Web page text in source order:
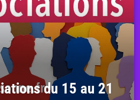
du 15 au 21